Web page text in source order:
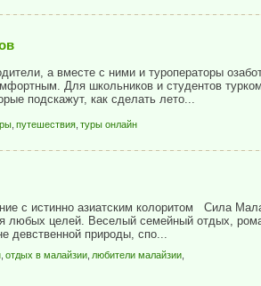
а вместе с ними и туроператоры
Для школьников и студентов
подскажут, как сделать лето...
путешествия туры онлайн
с истинно азиатским колоритом Сила
любых целей. Веселый семейный отдых,
девственной природы, спо...
отдых в малайзии любители малайзии